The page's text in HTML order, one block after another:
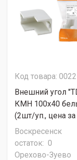
Код товара:
Внешний угол
КМН 100х40
(2шт/уп., цена
Воскресенск
остаток: 0
Орехово-Зуево